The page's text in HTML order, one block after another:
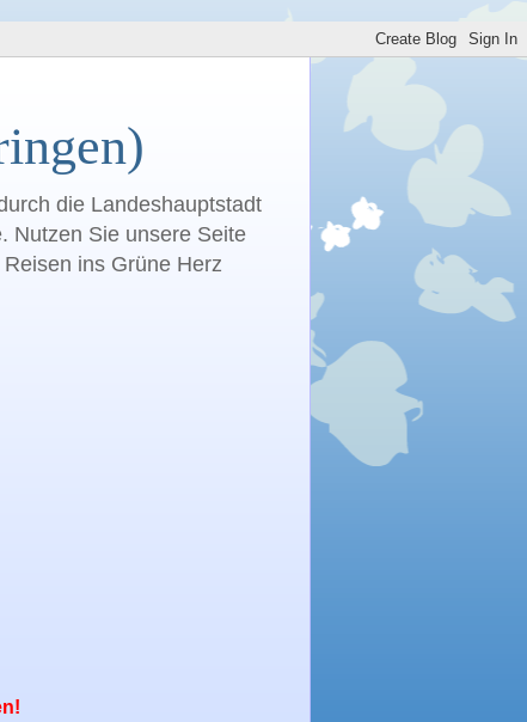
die Landeshauptstadt
Nutzen Sie unsere Seite
ins Grüne Herz